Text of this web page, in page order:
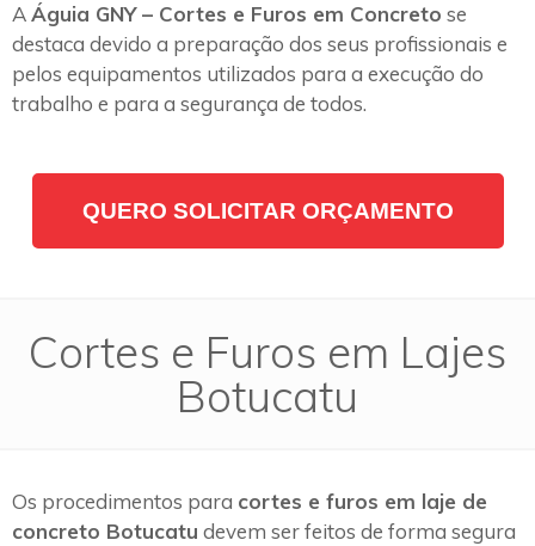
AÁguia GNY – Cortes e Furos em Concreto se
destaca devido a preparação dos seus profissionais e
pelos equipamentos utilizados para a execução do
trabalho e para a segurança de todos.
QUERO SOLICITAR ORÇAMENTO
Cortes e Furos em Lajes
Botucatu
Os procedimentos para cortes e furos em laje de
concreto Botucatu devem ser feitos de forma segura